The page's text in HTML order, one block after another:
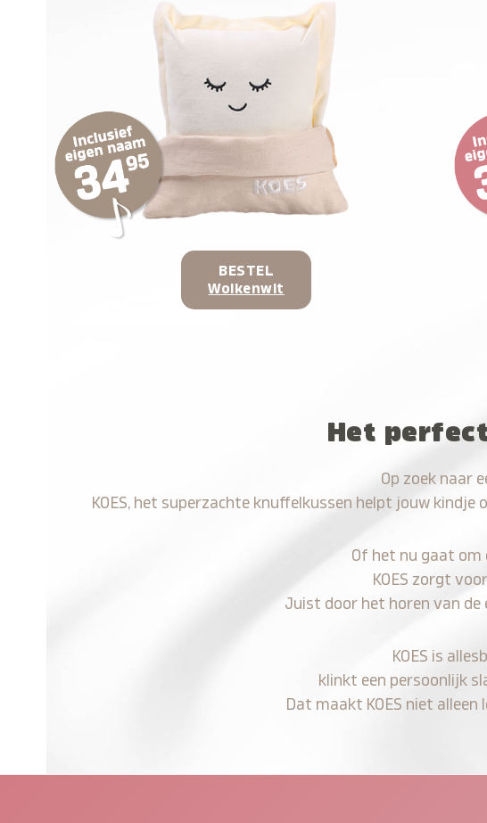
BESTEL
Wolkenwit
Het
Op zoek naar
KOES, het superzachte knuffelkussen helpt jouw
Of het nu gaat om
KOES zorgt
Juist door het horen van
KOES is
klinkt een persoonlijk
Dat maakt KOES niet